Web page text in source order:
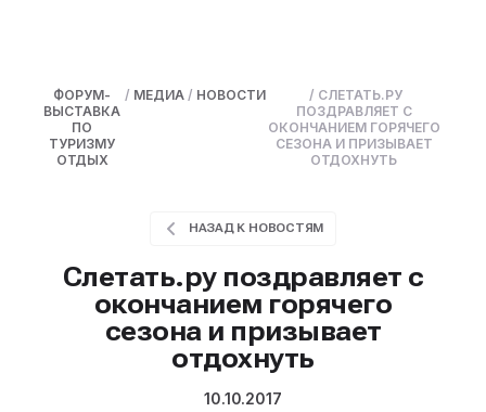
ФОРУМ-
ВЫСТАВКА
ПО
ТУРИЗМУ
ОТДЫХ
/ МЕДИА/ НОВОСТИ / СЛЕТАТЬ.РУ
ПОЗДРАВЛЯЕТ С
ОКОНЧАНИЕМ ГОРЯЧЕГО
СЕЗОНА И ПРИЗЫВАЕТ
ОТДОХНУТЬ
НАЗАД К НОВОСТЯМ
Слетать.ру поздравляет с
окончанием горячего
сезона и призывает
отдохнуть
10.10.2017